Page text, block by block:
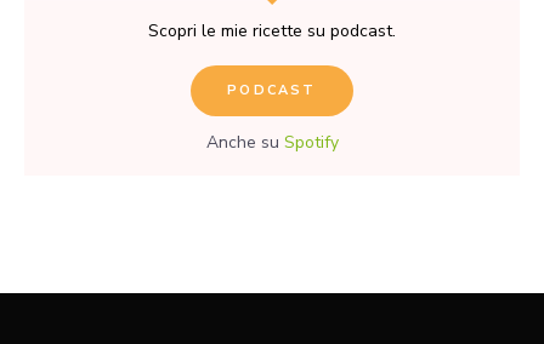
Scopri le mie ricette su podcast.
PODCAST
Anche su Spotify